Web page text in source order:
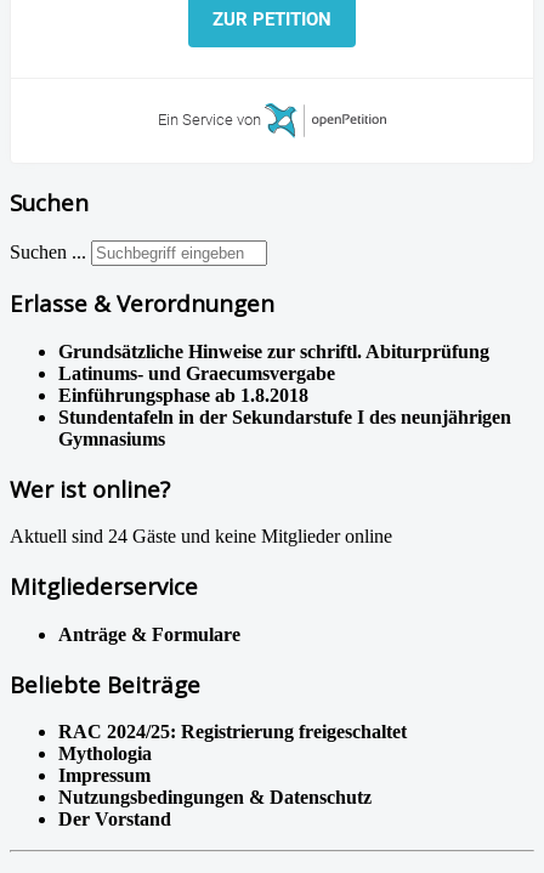
ZUR PETITION
Ein Service von
Suchen
Suchen ...
Erlasse & Verordnungen
Grundsätzliche Hinweise zur schriftl. Abiturprüfung
Latinums- und Graecumsvergabe
Einführungsphase ab 1.8.2018
Stundentafeln in der Sekundarstufe I des neunjährigen
Gymnasiums
Wer ist online?
Aktuell sind 24 Gäste und keine Mitglieder online
Mitgliederservice
Anträge & Formulare
Beliebte Beiträge
RAC 2024/25: Registrierung freigeschaltet
Mythologia
Impressum
Nutzungsbedingungen & Datenschutz
Der Vorstand